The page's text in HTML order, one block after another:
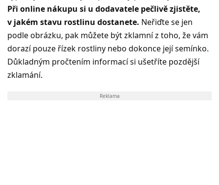
Při online nákupu si u dodavatele pečlivě zjistěte,
v jakém stavu rostlinu dostanete. Neřiďte se jen
podle obrázku, pak můžete být zklamní z toho, že vám
dorazí pouze řízek rostliny nebo dokonce její semínko.
Důkladným pročtením informací si ušetříte pozdější
zklamání.
Reklama